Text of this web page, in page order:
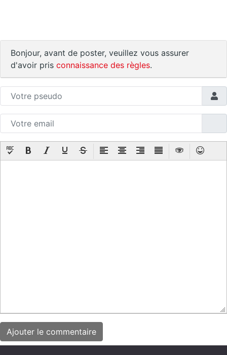
Bonjour, avant de poster, veuillez vous assurer
d'avoir pris connaissance des règles.